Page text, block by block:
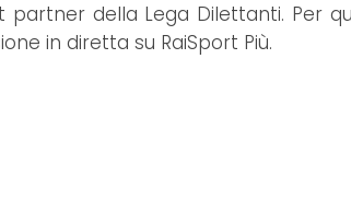
della Lega Dilettanti. Per
in diretta su RaiSport Più.